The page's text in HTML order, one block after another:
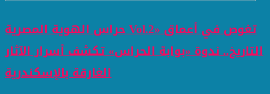
حراس الهوية المصرية Vol.2» تغوص في أعماق
التاريخ.. ندوة «بوابة الحراس» تكشف أسرار الآثار
الغارقة بالإسكندرية